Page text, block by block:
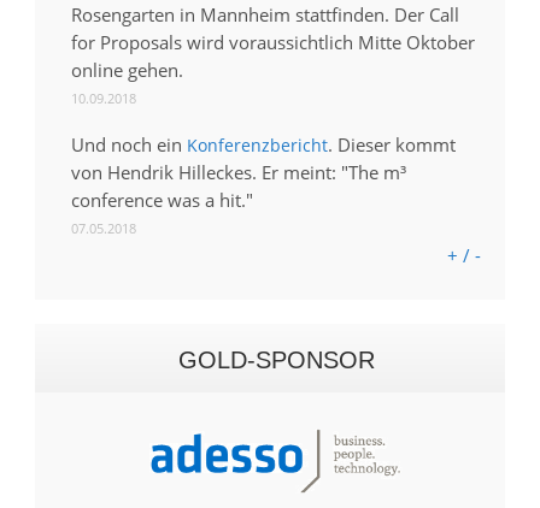
Rosengarten in Mannheim stattfinden. Der Call
for Proposals wird voraussichtlich Mitte Oktober
online gehen.
10.09.2018
Und noch ein Konferenzbericht. Dieser kommt
von Hendrik Hilleckes. Er meint: "The m³
conference was a hit."
07.05.2018
+ / -
GOLD-SPONSOR